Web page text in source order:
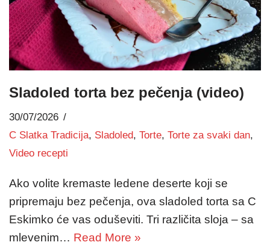
Sladoled torta bez pečenja (video)
30/07/2026
C Slatka Tradicija, Sladoled, Torte, Torte za svaki dan,
Video recepti
Ako volite kremaste ledene deserte koji se
pripremaju bez pečenja, ova sladoled torta sa C
Eskimko će vas oduševiti. Tri različita sloja – sa
mlevenim… Read More »